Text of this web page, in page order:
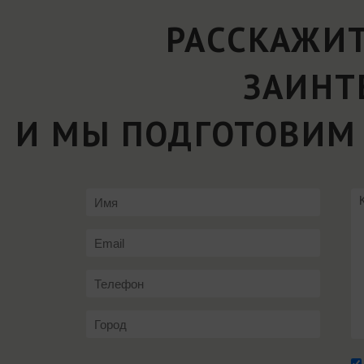
И МЫ ПОДГОТОВИМ